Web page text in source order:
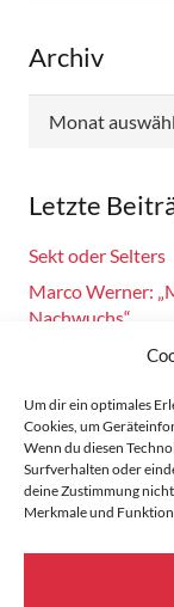
Um dir ein optimales
Cookies, um
Wenn du diesen
Surfverhalten oder
deine Zustimmung
Merkmale und
Archiv
Letzte
Sekt oder Selters
Marco Werner:
Nachwuchs“
Motorsport!
Zandvoort:
Masters Serie